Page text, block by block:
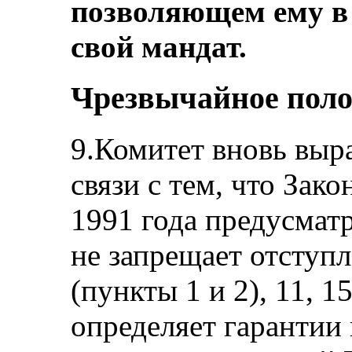
позволяющем ему
свой мандат.
Чрезвычайное
9.Комитет вновь
связи с тем, что
1991 года
не запрещает
(пункты 1 и 2), 11,
определяет